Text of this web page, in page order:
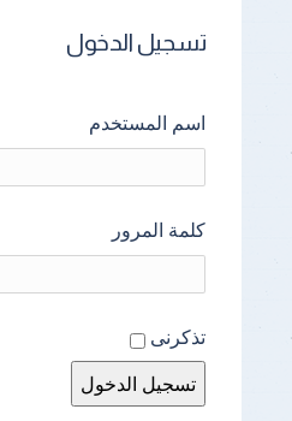
تسجيل الدخول
اسم المستخدم
كلمة المرور
تذكرنى